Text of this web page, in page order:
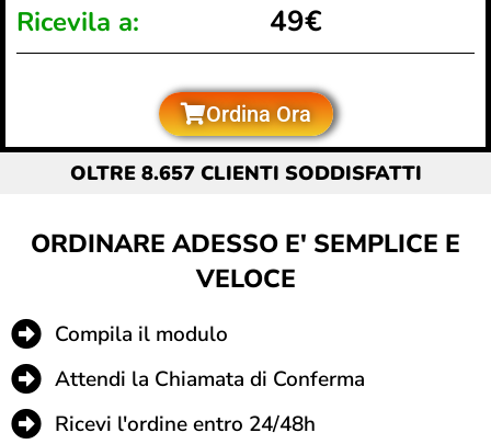
Ricevila a: 49€
Ordina Ora
OLTRE 8.657 CLIENTI SODDISFATTI
ORDINARE ADESSO E' SEMPLICE E
VELOCE
Compila il modulo
Attendi la Chiamata di Conferma
Ricevi l'ordine entro 24/48h